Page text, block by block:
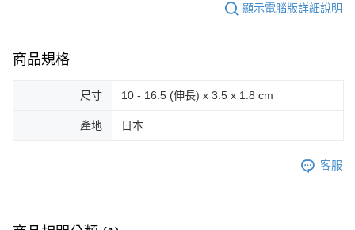
顯示電腦版詳細說明
商品規格
尺寸 10 - 16.5 (伸長) x 3.5 x 1.8 cm
產地 日本
客服